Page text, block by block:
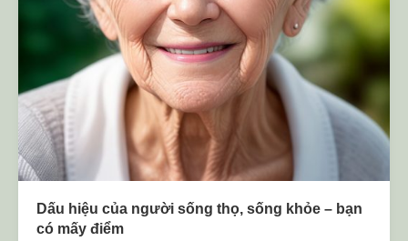
Dấu hiệu của người sống thọ, sống khỏe – bạn
có mấy điểm